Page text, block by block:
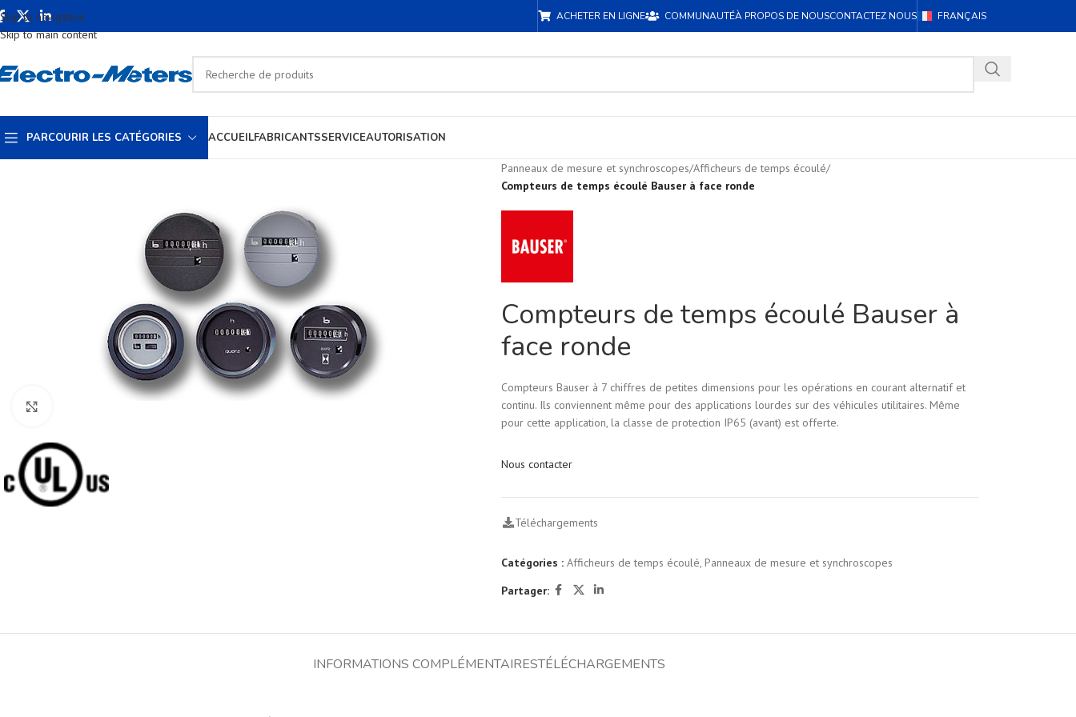
Skip to navigation
Skip to main content
ACHETER EN LIGNE COMMUNAUTÉÀ PROPOS DE NOUSCONTACTEZ NOUS FRANÇAIS
PARCOURIR LES CATÉGORIES ACCUEILFABRICANTSSERVICEAUTORISATION
Panneaux de mesure et synchroscopes/Afficheurs de temps écoulé/
Compteurs de temps écoulé Bauser à face ronde
Compteurs de temps écoulé Bauser à
face ronde
Compteurs Bauser à 7 chiffres de petites dimensions pour les opérations en courant alternatif et
continu. Ils conviennent même pour des applications lourdes sur des véhicules utilitaires. Même
pour cette application, la classe de protection IP65 (avant) est offerte.
Nous contacter
Téléchargements
Catégories : Afficheurs de temps écoulé, Panneaux de mesure et synchroscopes
Partager:
INFORMATIONS COMPLÉMENTAIRESTÉLÉCHARGEMENTS